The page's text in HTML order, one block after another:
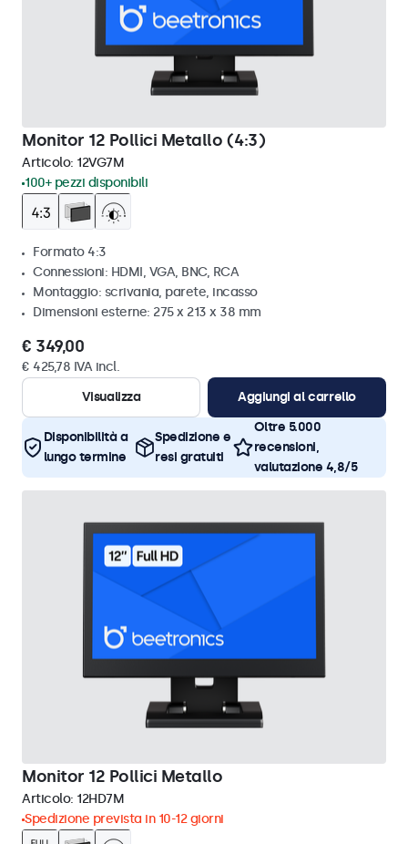
Monitor 12 Pollici Metallo (4:3)
Articolo: 12VG7M
100+ pezzi disponibili
Formato 4:3
Connessioni: HDMI, VGA, BNC, RCA
Montaggio: scrivania, parete, incasso
Dimensioni esterne: 275 x 213 x 38 mm
€ 349,00
€ 425,78 IVA incl.
Visualizza
Aggiungi al carrello
Disponibilità a
lungo termine
Spedizione e
resi gratuiti
Oltre 5.000
recensioni,
valutazione 4,8/5
Monitor 12 Pollici Metallo
Articolo: 12HD7M
Spedizione prevista in 10-12 giorni